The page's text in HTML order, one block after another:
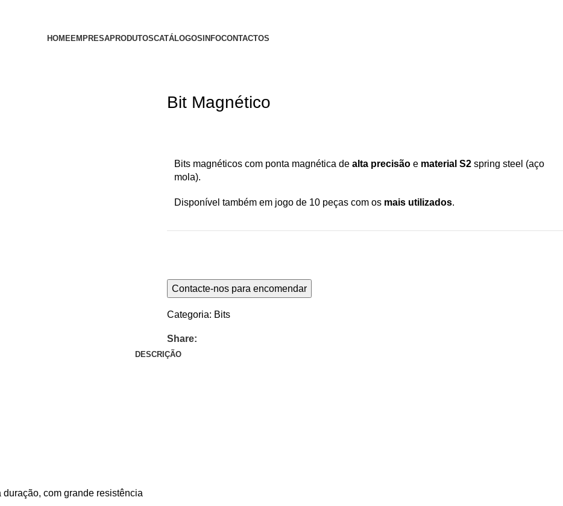
HOMEEMPRESAPRODUTOSCATÁLOGOS INFOCONTACTOS
Bit Magnético
Bits magnéticos com ponta magnética de alta precisão e material S2 spring steel (aço
mola).
Disponível também em jogo de 10 peças com os mais utilizados.
Categoria: Bits
Share:
DESCRIÇÃO
com grande resistência